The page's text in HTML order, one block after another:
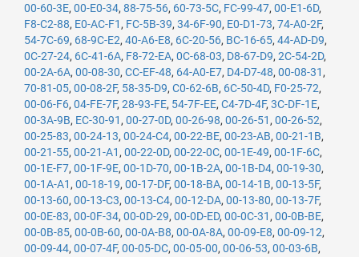
00-60-3E, 00-E0-34, 88-75-56, 60-73-5C, FC-99-47, 00-E1-6D,
F8-C2-88, E0-AC-F1 , FC-5B-39, 34-6F-90, E0-D1-73, 74-A0-2F,
54-7C-69, 68-9C-E2, 40-A6-E8, 6C-20-56, BC-16-65, 44-AD-D9,
0C-27-24, 6C-41-6A, F8-72-EA, 0C-68-03, D8-67-D9, 2C-54-2D,
00-2A-6A, 00-08-30, CC-EF-48, 64-A0-E7, D4-D7-48, 00-08-31 ,
70-81-05, 00-08-2F, 58-35-D9, C0-62-6B, 6C-50-4D, F0-25-72,
00-06-F6, 04-FE-7F, 28-93-FE, 54-7F-EE, C4-7D-4F, 3C-DF-1E,
00-3A-9B, EC-30-91 , 00-27-0D, 00-26-98, 00-26-51 , 00-26-52,
00-25-83, 00-24-13, 00-24-C4, 00-22-BE, 00-23-AB, 00-21-1B,
00-21-55, 00-21-A1 , 00-22-0D, 00-22-0C, 00-1E-49, 00-1F-6C,
00-1E-F7, 00-1F-9E, 00-1D-70, 00-1B-2A, 00-1B-D4, 00-19-30,
00-1A-A1 , 00-18-19, 00-17-DF, 00-18-BA, 00-14-1B, 00-13-5F,
00-13-60, 00-13-C3, 00-13-C4, 00-12-DA, 00-13-80, 00-13-7F,
00-0E-83, 00-0F-34, 00-0D-29, 00-0D-ED, 00-0C-31 , 00-0B-BE,
00-0B-85, 00-0B-60, 00-0A-B8, 00-0A-8A, 00-09-E8, 00-09-12,
00-09-44, 00-07-4F, 00-05-DC, 00-05-00, 00-06-53, 00-03-6B,